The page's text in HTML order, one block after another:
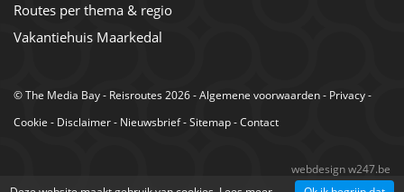
Routes per thema & regio
Vakantiehuis Maarkedal
©The Media Bay- Reisroutes 2026 -Algemene voorwaarden- Privacy-
Cookie - Disclaimer- Nieuwsbrief-Sitemap-Contact
webdesign w247.be